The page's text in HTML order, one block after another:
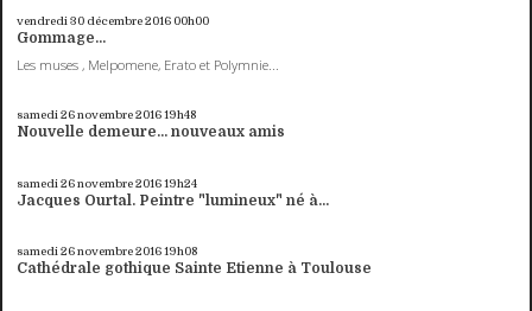
vendredi 30 décembre 2016 00h00
Gommage...
Les muses , Melpomene, Erato et Polymnie...
samedi 26novembre 201619h48
Nouvelle demeure... nouveaux amis
samedi 26novembre 201619h24
Jacques Ourtal. Peintre "lumineux" né à...
samedi 26novembre 201619h08
Cathédrale gothique Sainte Etienne à Toulouse